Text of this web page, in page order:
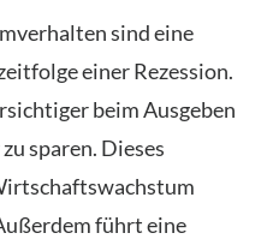
sind eine
einer Rezession.
beim Ausgeben
sparen. Dieses
führt eine